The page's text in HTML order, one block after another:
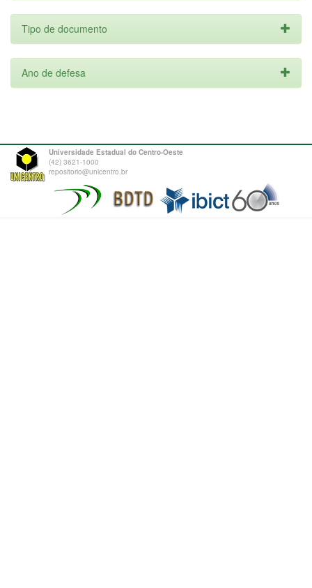
Tipo de documento
Ano de defesa
Universidade Estadual do Centro-Oeste
(42) 3621-1000
repositorio@unicentro.br